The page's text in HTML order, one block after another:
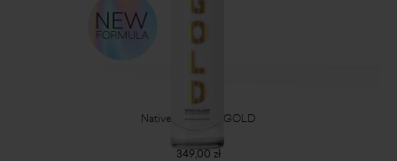
Native Collagen GOLD
349,00 zł